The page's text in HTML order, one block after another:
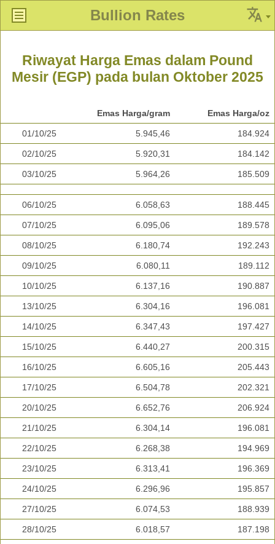
Bullion Rates
Riwayat Harga Emas dalam Pound
Mesir (EGP) pada bulan Oktober 2025
Emas Harga/gram Emas Harga/oz
01/10/25 5.945,46 184.924
02/10/25 5.920,31 184.142
03/10/25 5.964,26 185.509
06/10/25 6.058,63 188.445
07/10/25 6.095,06 189.578
08/10/25 6.180,74 192.243
09/10/25 6.080,11 189.112
10/10/25 6.137,16 190.887
13/10/25 6.304,16 196.081
14/10/25 6.347,43 197.427
15/10/25 6.440,27 200.315
16/10/25 6.605,16 205.443
17/10/25 6.504,78 202.321
20/10/25 6.652,76 206.924
21/10/25 6.304,14 196.081
22/10/25 6.268,38 194.969
23/10/25 6.313,41 196.369
24/10/25 6.296,96 195.857
27/10/25 6.074,53 188.939
28/10/25 6.018,57 187.198